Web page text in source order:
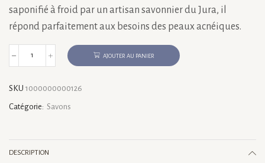
saponifié à froid par un artisan savonnier du Jura, il
répond parfaitement aux besoins des peaux acnéiques.
quantité
bio
surgras
AJOUTER AU PANIER
SKU 1000000000126
Catégorie: Savons
DESCRIPTION